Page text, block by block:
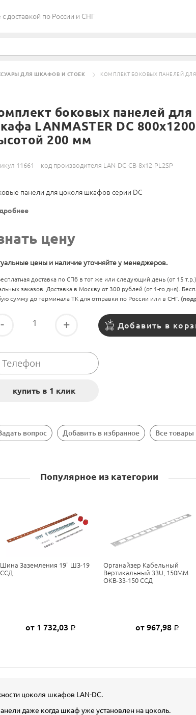
доставкой по России и СНГ
ДЛЯ ШКАФОВ И СТОЕК КОМПЛЕКТ БОКОВЫХ ПАНЕЛЕЙ ДЛЯ
боковых панелей для
LANMASTER DC
200 мм
11661 код производителя LAN-DC-CB-8x12-PL2SP
панели для цоколя шкафов серии DC
цену
цены и наличие уточняйте у менеджеров.
доставка по СПб в тот же или следующий день (от 15
заказов. Доставка в Москву от 300 рублей (от 1-го дня).
сумму до терминала ТК для отправки по России или в СНГ.
- + Добавить в
вопрос Добавить в избранное Все товары
Популярное из категории
Шина Заземления 19" ШЗ-19
ССД
от 1 732,03 Р
Органайзер Кабельный
Вертикальный 33U, 150ММ
ОКВ-33-150 ССД
от 967,98 Р
цоколя шкафов LAN-DC.
даже когда шкаф уже установлен на цоколь.